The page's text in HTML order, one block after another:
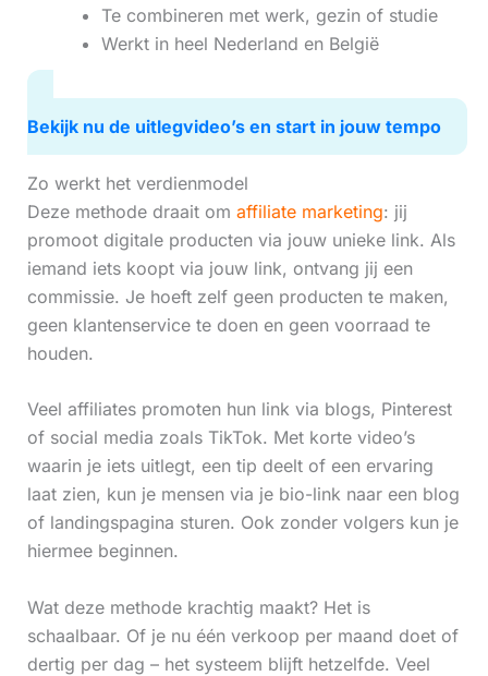
Te combineren met werk, gezin of studie
Werkt in heel Nederland en België
Bekijk nu de uitlegvideo’s en start in jouw tempo
Zo werkt het verdienmodel
Deze methode draait om affiliate marketing: jij
promoot digitale producten via jouw unieke link. Als
iemand iets koopt via jouw link, ontvang jij een
commissie. Je hoeft zelf geen producten te maken,
geen klantenservice te doen en geen voorraad te
houden.
Veel affiliates promoten hun link via blogs, Pinterest
of social media zoals TikTok. Met korte video’s
waarin je iets uitlegt, een tip deelt of een ervaring
laat zien, kun je mensen via je bio-link naar een blog
of landingspagina sturen. Ook zonder volgers kun je
hiermee beginnen.
Wat deze methode krachtig maakt? Het is
schaalbaar. Of je nu één verkoop per maand doet of
dertig per dag – het systeem blijft hetzelfde. Veel